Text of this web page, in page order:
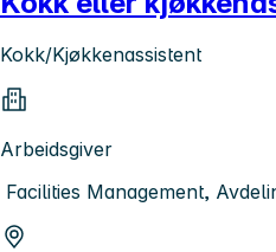
Kokk/Kjøkkenassistent
Arbeidsgiver
Facilities Management,